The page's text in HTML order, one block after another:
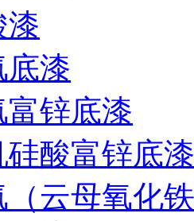
漆
底漆
富锌底漆
硅酸富锌底漆
（云母氧化